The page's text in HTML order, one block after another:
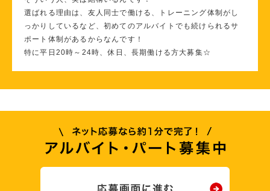
選ばれる理由は、友人同士で働ける、トレーニング体制がし
っかりしているなど、初めてのアルバイトでも続けられるサ
ポート体制があるからなんです！
特に平日20時～24時、休日、長期働ける方大募集☆